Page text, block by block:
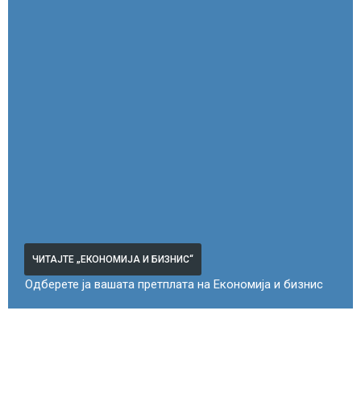
ЧИТАЈТЕ „ЕКОНОМИЈА И БИЗНИС“
Одберете ја вашата претплата на Економија и бизнис